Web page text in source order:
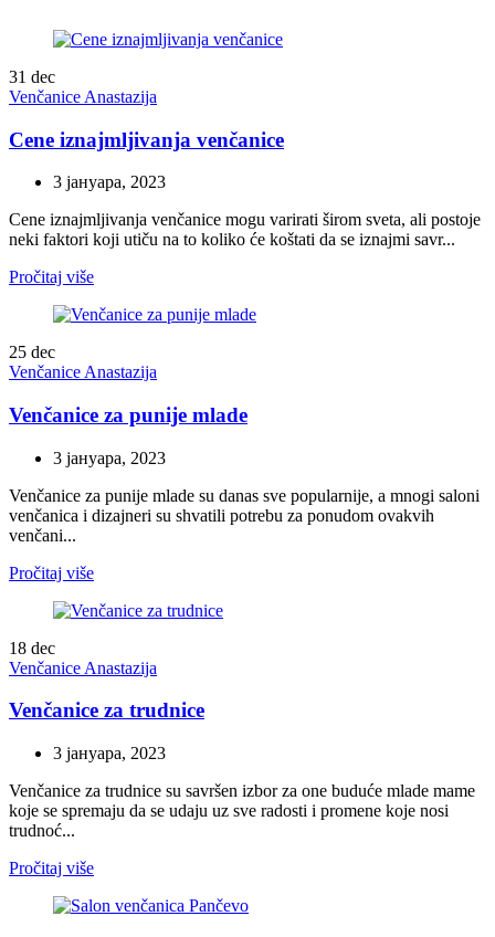
31 dec
Venčanice Anastazija
Cene iznajmljivanja venčanice
3 јануара, 2023
Cene iznajmljivanja venčanice mogu varirati širom sveta, ali postoje
neki faktori koji utiču na to koliko će koštati da se iznajmi savr...
Pročitaj više
25 dec
Venčanice Anastazija
Venčanice za punije mlade
3 јануара, 2023
Venčanice za punije mlade su danas sve popularnije, a mnogi saloni
venčanica i dizajneri su shvatili potrebu za ponudom ovakvih
venčani...
Pročitaj više
18 dec
Venčanice Anastazija
Venčanice za trudnice
3 јануара, 2023
Venčanice za trudnice su savršen izbor za one buduće mlade mame
koje se spremaju da se udaju uz sve radosti i promene koje nosi
trudnoć...
Pročitaj više